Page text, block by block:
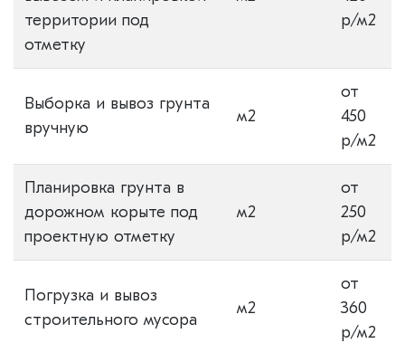
территории под
отметку
р/м2
Выборка и вывоз грунта
вручную
м2
от
450
р/м2
Планировка грунта в
дорожном корыте под
проектную отметку
м2
от
250
р/м2
Погрузка и вывоз
строительного мусора
м2
от
360
р/м2